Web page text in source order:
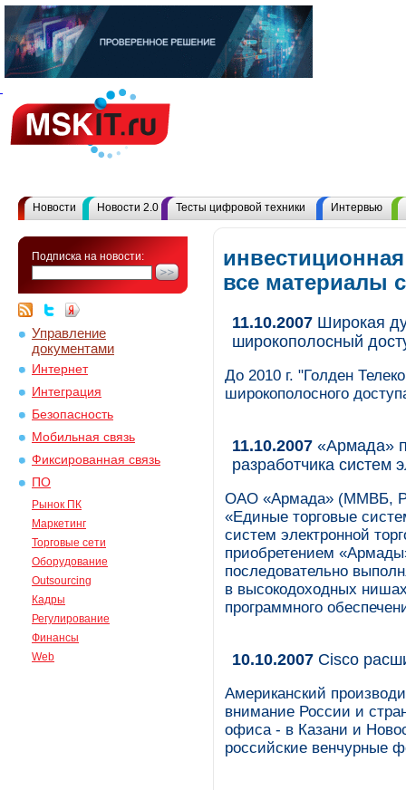
Новости Новости 2.0 Тесты цифровой техники Интервью
Подписка на новости:
Управление
документами
Интернет
Интеграция
Безопасность
Мобильная связь
Фиксированная связь
ПО
Рынок ПК
Маркетинг
Торговые сети
Оборудование
Outsourcing
Кадры
Регулирование
Финансы
Web
все материалы
11.10.2007 Широкая
широкополосный
До 2010 г. "Голден
широкополосного
11.10.2007 «Армада»
разработчика систем
ОАО «Армада» (ММВБ,
«Единые торговые
систем электронной
приобретением
последовательно
в высокодоходных
программного
10.10.2007 Cisco
Американский
внимание России и
офиса - в Казани и
российские венчурные